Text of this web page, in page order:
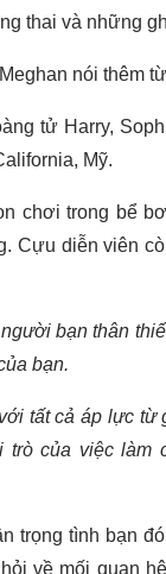
thai và những
nói thêm
tử Harry,
Mỹ.
chơi trong bể
Cựu diễn viên
bạn thân
bạn.
tất cả áp lực từ
của việc làm
trọng tình bạn
về mối quan